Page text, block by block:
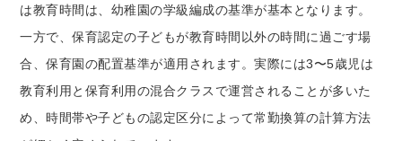
は教育時間は、幼稚園の学級編成の基準が基本となります。
一方で、保育認定の子どもが教育時間以外の時間に過ごす場
合、保育園の配置基準が適用されます。実際には3〜5歳児は
教育利用と保育利用の混合クラスで運営されることが多いた
め、時間帯や子どもの認定区分によって常勤換算の計算方法